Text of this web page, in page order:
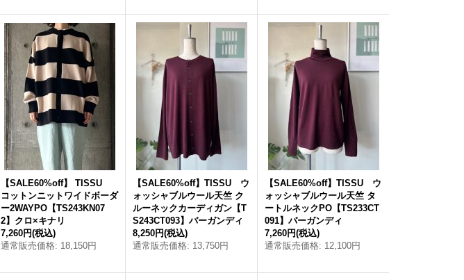
【SALE60%off】 TISSU
コットンニットワイドボーダ
ー2WAYPO【TS243KN07
2】クロ×キナリ
7,260円(税込)
通常販売価格: 18,150円
【SALE60%off】TISSU ウ
ォッシャブルウール天竺 ク
ルーネックカーディガン【T
S243CT093】バーガンディ
8,250円(税込)
通常販売価格: 13,750円
【SALE60%off】TISSU ウ
ォッシャブルウール天竺 タ
ートルネックPO【TS233CT
091】バーガンディ
7,260円(税込)
通常販売価格: 12,100円